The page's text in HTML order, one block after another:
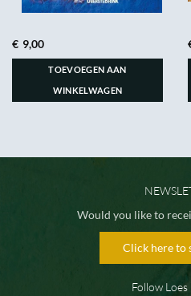
€ 9,00
TOEVOEGEN AAN
WINKELWAGEN
Would you like to
Click here to
Follow